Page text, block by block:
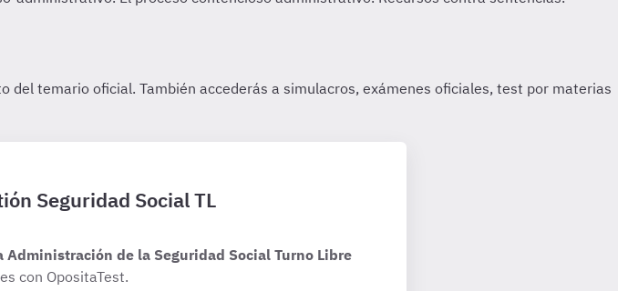
Seguridad Social TL
Administración de la Seguridad Social Turno Libre
con OpositaTest.